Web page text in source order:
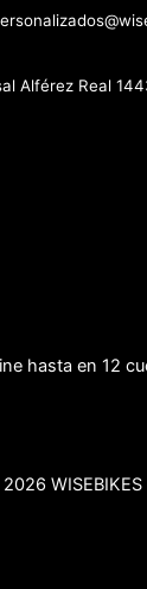
Alférez Real
hasta en 12